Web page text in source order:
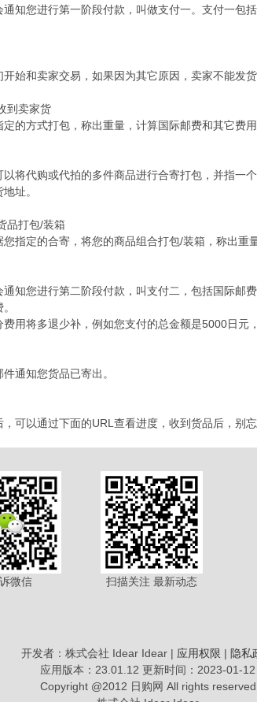
知您进行第一阶段付款，叫做支付一。支付一
始和卖家交易，如果因为其它原因，卖家不能发
到卖家货
的方式打包，称出重量，计算国际邮费和其它费
将代购或代拍的多件商品进行合寄打包，并指一
址。
品打包/装箱
指定的合寄，将您的商品组合打包/装箱，称出重
知您进行第二阶段付款，叫支付二，包括国际邮
用将多退少补，例如您支付的总金额是5000日元
通知您货品已寄出。
可以通过下面的URL查看进度，收到货品后，别
微信 扫描关注 最新动态
开发者：株式会社 Idear Idear | 应用权限 | 隐私
应用版本：23.01.12 更新时间：2023-01-12
Copyright @2012 日购网 All rights reserved